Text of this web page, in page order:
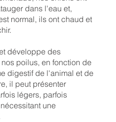
dans l'eau et,
normal, ils ont chaud et
développe des
poilus, en fonction de
digestif de l'animal et de
il peut présenter
légers, parfois
une